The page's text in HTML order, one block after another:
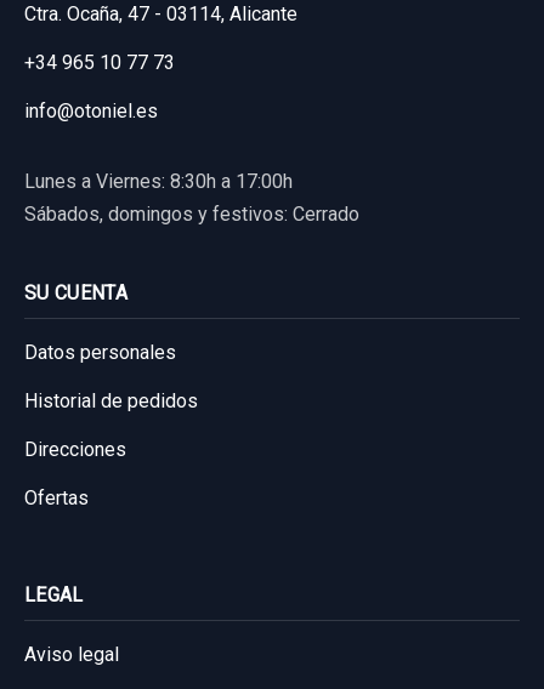
usado.
CHEVROLET CAPTIVA 2.0 VCDI LT
Garantía 1 año
Ref:533613 OEM:BC412152
23,13 €
Consultar por whatsapp
Ctra. Ocaña, 47 - 03114, Alicante
+34 965 10 77 73
info@otoniel.es
Lunes a Viernes: 8:30h a 17:00h
Sábados, domingos y festivos: Cerrado
SU CUENTA
Datos personales
Historial de pedidos
Direcciones
Ofertas
LEGAL
Aviso legal